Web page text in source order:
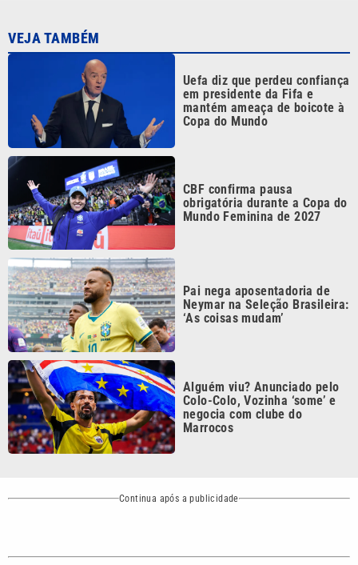
VEJA TAMBÉM
Uefa diz que perdeu confiança
em presidente da Fifa e
mantém ameaça de boicote à
Copa do Mundo
CBF confirma pausa
obrigatória durante a Copa do
Mundo Feminina de 2027
Pai nega aposentadoria de
Neymar na Seleção Brasileira:
‘As coisas mudam’
Alguém viu? Anunciado pelo
Colo-Colo, Vozinha ‘some’ e
negocia com clube do
Marrocos
Continua após a publicidade